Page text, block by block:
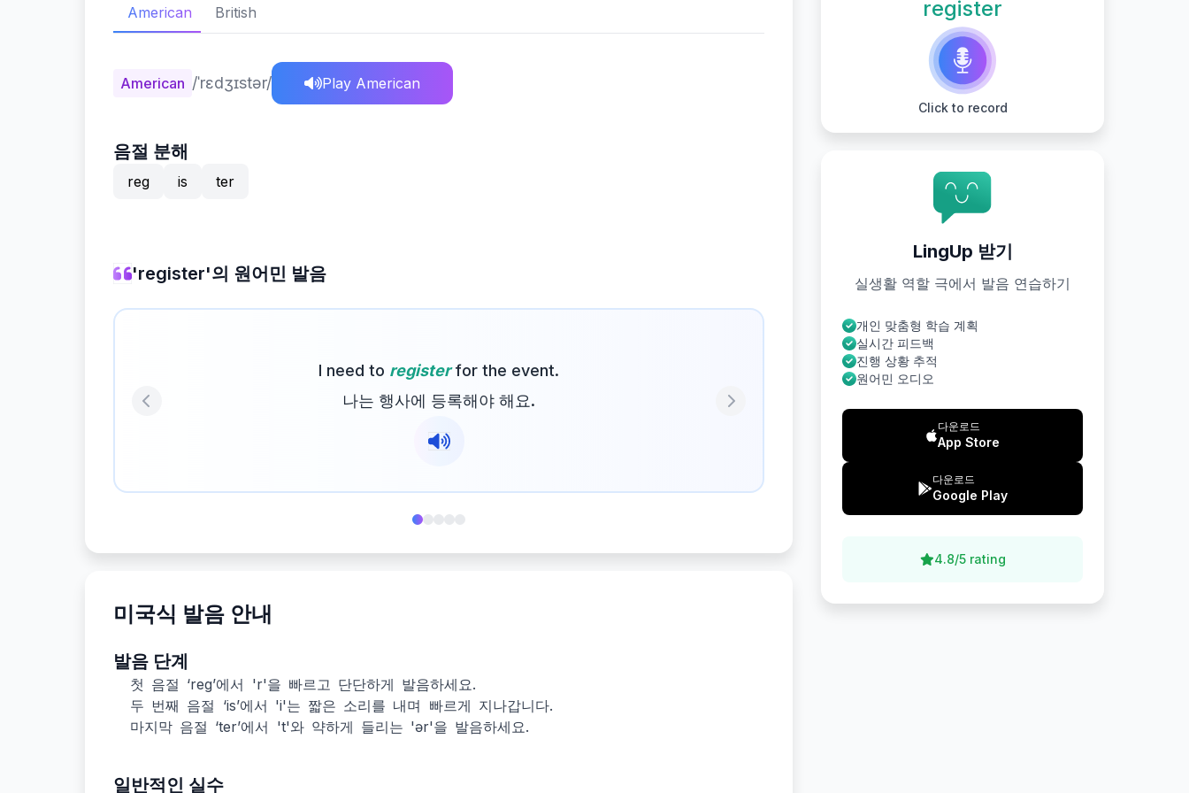
American British
American /ˈrɛdʒɪstər/ Play American
음절 분해
reg is ter
'register'의 원어민 발음
I need to registerfor the event.
나는 행사에 등록해야 해요.
Previous Next
미국식 발음 안내
발음 단계
첫 음절 ‘reg’에서 'r'을 빠르고 단단하게 발음하세요.
두 번째 음절 ‘is’에서 'i'는 짧은 소리를 내며 빠르게 지나갑니다.
마지막 음절 ‘ter’에서 't'와 약하게 들리는 'ər'을 발음하세요.
일반적인 실수
register
Click to record
LingUp 받기
실생활 역할 극에서 발음 연습하기
개인 맞춤형 학습 계획
실시간 피드백
진행 상황 추적
원어민 오디오
다운로드
App Store
다운로드
Google Play
4.8/5 rating